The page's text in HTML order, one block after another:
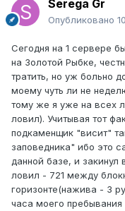
Serega Gr
Опубликовано
Сегодня на 1 сервере
на Золотой Рыбке,
тратить, но уж больно
моему чуть ли не
тому же я уже на всех
ловил). Учитывая тот
подкаменщик "висит"
заповедника" ибо это
данной базе, и закинул
ловил - 721 между
горизонте(нажива - 3
часа моего